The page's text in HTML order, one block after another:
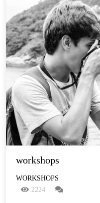
workshops
WORKSHOPS
2224